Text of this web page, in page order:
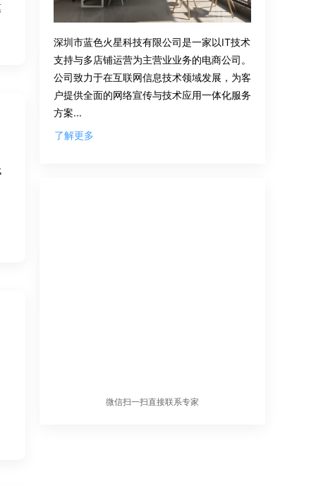
深圳市蓝色火星科技有限公司是一家以IT技术
支持与多店铺运营为主营业业务的电商公司。
公司致力于在互联网信息技术领域发展，为客
户提供全面的网络宣传与技术应用一体化服务
方案...
了解更多
微信扫一扫直接联系专家